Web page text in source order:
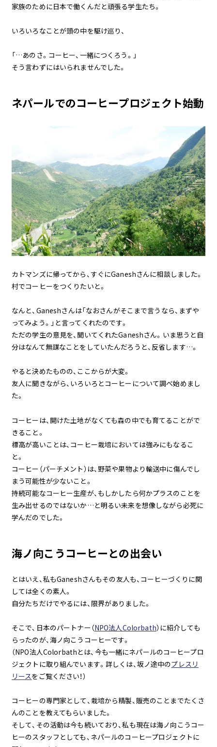
家族のために日本で働くんだと頑張る学生たち。
いろいろなことが頭の中を駆け巡り、
「…あのさ。コーヒー、一緒につくろう。」
そう言わずにはいられませんでした。
ネパールでのコーヒープロジェクト始動
カトマンズに帰ってから、すぐにGaneshさんに相談しました。
村でコーヒーをつくりたいと。
なんと、Ganeshさんは「なおさんがそこまで言うなら、まずや
ってみよう。」と言ってくれたのです。
ただの学生の意見を、聞いてくれたGaneshさん。いま思うと自
分はなんて無謀なことをしていたんだろうと、反省します…。
やると決めたものの、ここからが大変。
友人に聞きながら、いろいろとコーヒーについて調べ始めまし
た。
コーヒーは、開けた土地がなくても森の中でも育てることがで
きること。
標高が高いことは、コーヒー栽培においては強みにもなるこ
と。
コーヒー（パーチメント）は、野菜や果物より輸送中に傷んでし
まう可能性が少ないこと。
持続可能なコーヒー生産が、もしかしたら何かプラスのことを
生み出せるのではないか…と明るい未来を想像しながら必死に
学んだのでした。
海ノ向こうコーヒーとの出会い
とはいえ、私もGaneshさんもその友人も、コーヒーづくりに関
しては全くの素人。
自分たちだけでやるには、限界がありました。
そこで、日本のパートナー（NPO法人Colorbath）に紹介しても
らったのが、海ノ向こうコーヒーです。
（NPO法人Colorbathとは、今も一緒にネパールのコーヒープロ
ジェクトに取り組んでいます。詳しくは、坂ノ途中のプレスリ
リースをご覧ください！）
コーヒーの専門家として、栽培から精製、販売のことまでたくさ
んのことを教えてもらいました。
そして、その活動は今も続いており、私も現在は海ノ向こうコー
ヒーのスタッフとしても、ネパールのコーヒープロジェクトに